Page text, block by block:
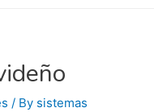
/ By sistemas